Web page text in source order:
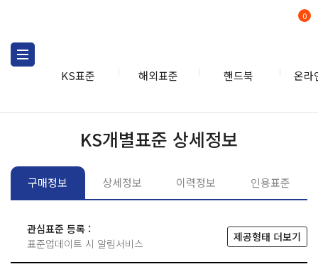
KS표준 해외표준 핸드북 온라
0
KS개별표준 상세정보
구매정보 상세정보 이력정보 인용표준
관심표준 등록 :
표준업데이트 시 알림서비스
제공형태 더보기